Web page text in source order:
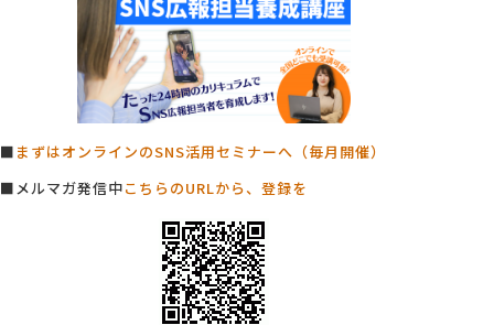
■ まずはオンラインのSNS活用セミナーへ（毎月開催）
■メルマガ発信中こちらのURLから、登録を